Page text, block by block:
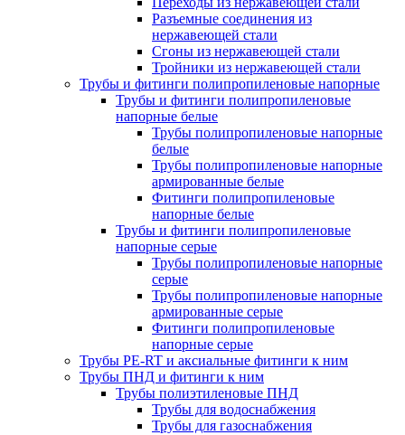
Разъемные соединения из
нержавеющей стали
Сгоны из нержавеющей стали
Тройники из нержавеющей стали
Трубы и фитинги полипропиленовые напорные
Трубы и фитинги полипропиленовые
напорные белые
Трубы полипропиленовые напорные
белые
Трубы полипропиленовые напорные
армированные белые
Фитинги полипропиленовые
напорные белые
Трубы и фитинги полипропиленовые
напорные серые
Трубы полипропиленовые напорные
серые
Трубы полипропиленовые напорные
армированные серые
Фитинги полипропиленовые
напорные серые
Трубы PE-RT и аксиальные фитинги к ним
Трубы ПНД и фитинги к ним
Трубы полиэтиленовые ПНД
Трубы для водоснабжения
Трубы для газоснабжения